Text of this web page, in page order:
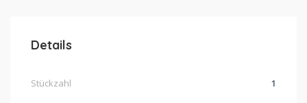
Details
Stückzahl 1